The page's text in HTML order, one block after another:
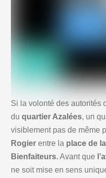
Si la volonté des autorités
du quartier Azalées, un
visiblement pas de même
Rogier entre la place de
Bienfaiteurs.Avant que
ne soit mise en sens